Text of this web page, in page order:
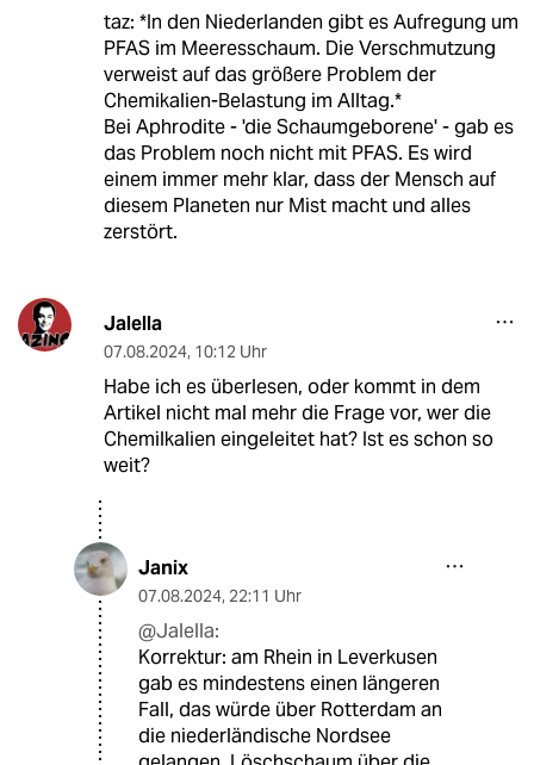
taz: *In den Niederlanden gibt es Aufregung um
PFAS im Meeresschaum. Die Verschmutzung
verweist auf das größere Problem der
Chemikalien-Belastung im Alltag.*
Bei Aphrodite - 'die Schaumgeborene' - gab es
das Problem noch nicht mit PFAS. Es wird
einem immer mehr klar, dass der Mensch auf
diesem Planeten nur Mist macht und alles
zerstört.
Jalella
07.08.2024, 10:12 Uhr
Habe ich es überlesen, oder kommt in dem
Artikel nicht mal mehr die Frage vor, wer die
Chemilkalien eingeleitet hat? Ist es schon so
weit?
Janix
07.08.2024, 22:11 Uhr
@Jalella:
Korrektur: am Rhein in Leverkusen
gab es mindestens einen längeren
Fall, das würde über Rotterdam an
die niederländische Nordsee